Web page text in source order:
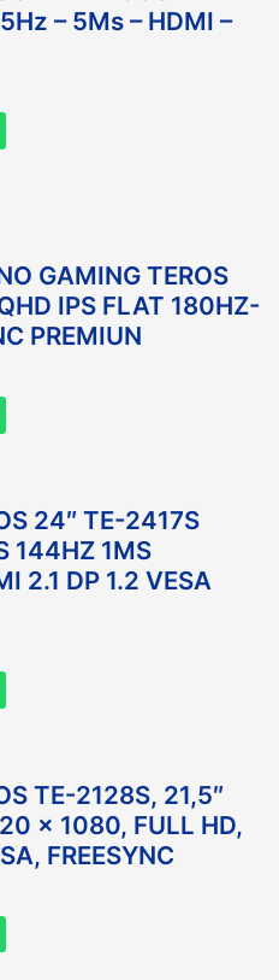
– 5Ms – HDMI –
GAMING TEROS
IPS FLAT 180HZ-
PREMIUN
24″ TE-2417S
144HZ 1MS
2.1 DP 1.2 VESA
TE-2128S, 21,5″
x 1080, FULL HD,
FREESYNC